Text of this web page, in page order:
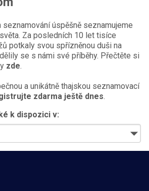
úspěšně seznamujeme
Za posledních 10 let tisíce
potkaly svou spřízněnou duši na
se s námi své příběhy. Přečtěte si
zde.
a unikátně thajskou seznamovací
zdarma ještě dnes.
k dispozici v: